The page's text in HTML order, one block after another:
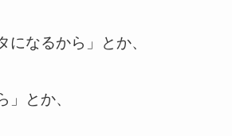
になるから」とか、
」とか、